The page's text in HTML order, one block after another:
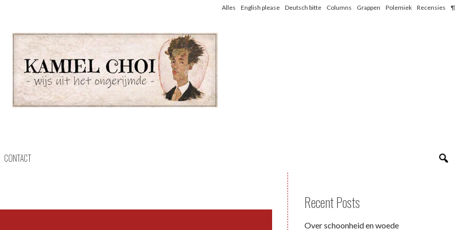
Alles English please Deutsch bitte Columns Grappen Polemiek Recensies ¶
CONTACT
Recent Posts
Over schoonheid en woede